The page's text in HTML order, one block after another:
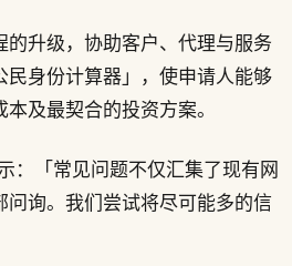
升级，协助客户、代理与服务
身份计算器」，使申请人能够
及最契合的投资方案。
：「常见问题不仅汇集了现有网
询。我们尝试将尽可能多的信